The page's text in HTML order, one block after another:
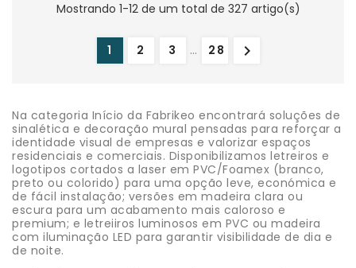
Mostrando 1-12 de um total de 327 artigo(s)
1 2 3 … 28 
Na categoria Início da Fabrikeo encontrará soluções de
sinalética e decoração mural pensadas para reforçar a
identidade visual de empresas e valorizar espaços
residenciais e comerciais. Disponibilizamos letreiros e
logotipos cortados a laser em PVC/Foamex (branco,
preto ou colorido) para uma opção leve, económica e
de fácil instalação; versões em madeira clara ou
escura para um acabamento mais caloroso e
premium; e letreiiros luminosos em PVC ou madeira
com iluminação LED para garantir visibilidade de dia e
de noite.